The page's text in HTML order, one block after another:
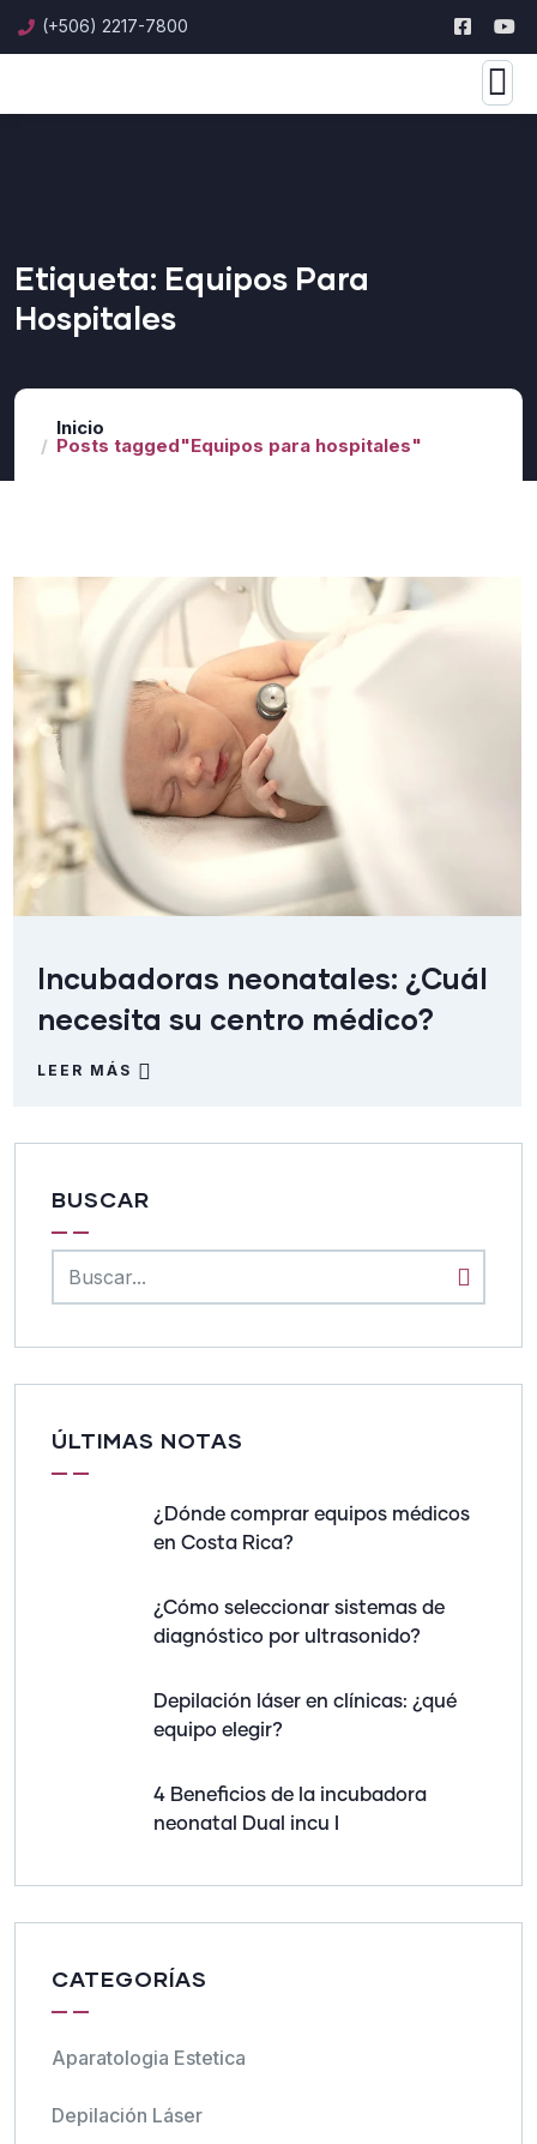
(+506) 2217-7800
Etiqueta: Equipos Para
Hospitales
Inicio
Posts tagged"Equipos para hospitales"
Incubadoras neonatales: ¿Cuál
necesita su centro médico?
LEER MÁS
BUSCAR
ÚLTIMAS NOTAS
¿Dónde comprar equipos médicos
en Costa Rica?
¿Cómo seleccionar sistemas de
diagnóstico por ultrasonido?
Depilación láser en clínicas: ¿qué
equipo elegir?
4 Beneficios de la incubadora
neonatal Dual incu I
CATEGORÍAS
Aparatologia Estetica
Depilación Láser